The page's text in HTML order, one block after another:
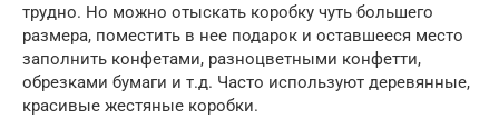
трудно. Но можно отыскать коробку чуть большего
размера, поместить в нее подарок и оставшееся место
заполнить конфетами, разноцветными конфетти,
обрезками бумаги и т.д. Часто используют деревянные,
красивые жестяные коробки.